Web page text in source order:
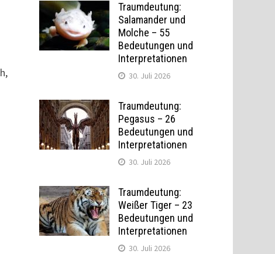
Traumdeutung:
Salamander und
Molche – 55
Bedeutungen und
Interpretationen
30. Juli 2026
Traumdeutung:
Pegasus – 26
Bedeutungen und
Interpretationen
30. Juli 2026
Traumdeutung:
Weißer Tiger – 23
Bedeutungen und
Interpretationen
30. Juli 2026